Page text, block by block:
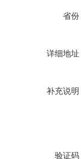
省份
详细地址
补充说明
验证码